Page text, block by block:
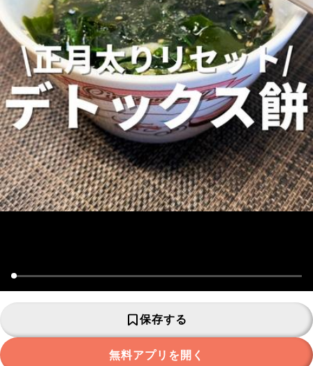
保存する
無料アプリを開く